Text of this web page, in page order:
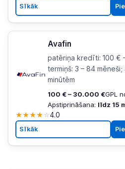
Sīkāk
Avafin
patēriņa kredīti: 100 €
termiņš: 3 – 84
minūtēm
100 € – 30.000 €GPL
Apstiprināšana: līdz 15
★★★★☆4.0
Sīkāk